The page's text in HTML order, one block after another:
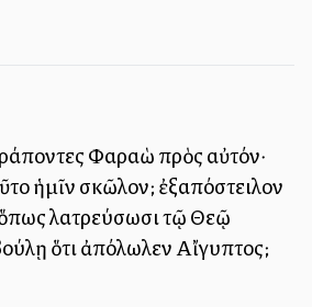
Φαραὼ πρὸς αὐτόν·
ἡμῖν σκῶλον; ἐξαπόστειλον
λατρεύσωσι τῷ Θεῷ
ὅτι ἀπόλωλεν Αἴγυπτος;